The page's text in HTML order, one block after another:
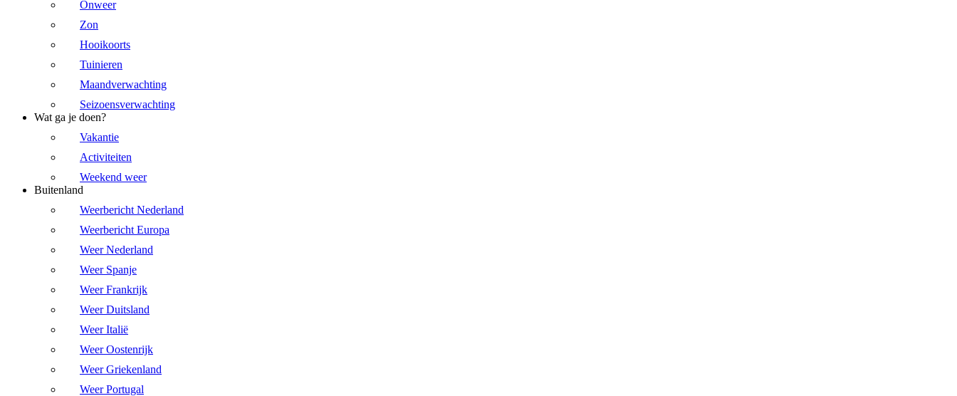
Onweer
Zon
Hooikoorts
Tuinieren
Maandverwachting
Seizoensverwachting
Wat ga je doen?
Vakantie
Activiteiten
Weekend weer
Buitenland
Weerbericht Nederland
Weerbericht Europa
Weer Nederland
Weer Spanje
Weer Frankrijk
Weer Duitsland
Weer Italië
Weer Oostenrijk
Weer Griekenland
Weer Portugal